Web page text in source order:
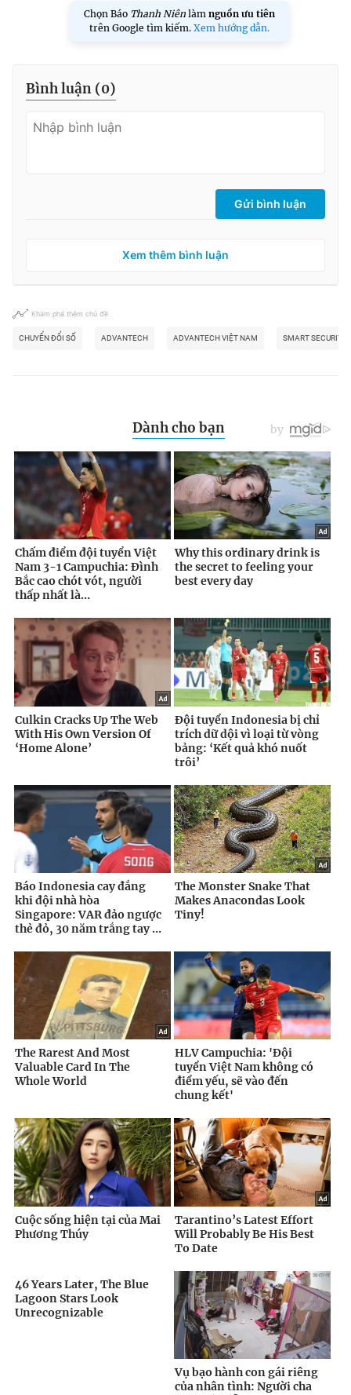
Chọn Báo Thanh Niên làm nguồn ưu tiên
trên Google tìm kiếm. Xem hướng dẫn.
Bình luận (0)
Gửi bình luận
Xem thêm bình luận
Khám phá thêm chủ đề
CHUYỂN ĐỔI SỐ ADVANTECH ADVANTECH VIỆT NAM SMART SECURITY